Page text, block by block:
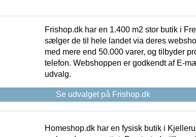
Frishop.dk har en 1.400 m2 stor butik i
sælger de til hele landet via deres
med mere end 50.000 varer, og tilbyder
telefon. Webshoppen er godkendt af E-
udvalg.
Se udvalget på Frishop.dk
Homeshop.dk har en fysisk butik i